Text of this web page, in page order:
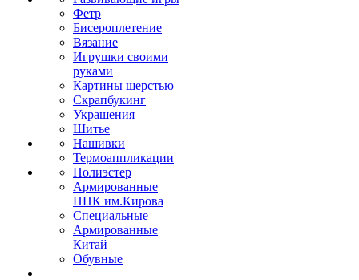
Фетр
Бисероплетение
Вязание
Игрушки своими
руками
Картины шерстью
Скрапбукинг
Украшения
Шитье
Нашивки
Термоаппликации
Полиэстер
Армированные
ПНК им.Кирова
Специальные
Армированные
Китай
Обувные